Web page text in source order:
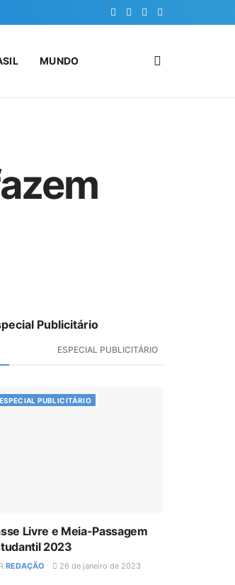
MUNDO
Publicitário
ESPECIAL PUBLICITÁRIO
ESPECIAL PUBLICITÁRIO
Livre e Meia-Passagem
2023
REDAÇÃO 26 de janeiro de 2023